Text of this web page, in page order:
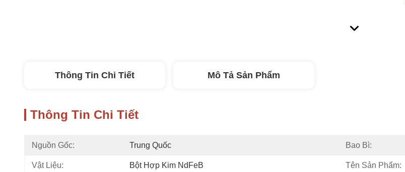
Thông Tin Chi Tiết Mô Tả Sản Phẩm
Thông Tin Chi Tiết
Nguồn Gốc: Trung Quốc Bao Bì:
Vật Liệu: Bột Hợp Kim NdFeB Tên Sản Phẩm: